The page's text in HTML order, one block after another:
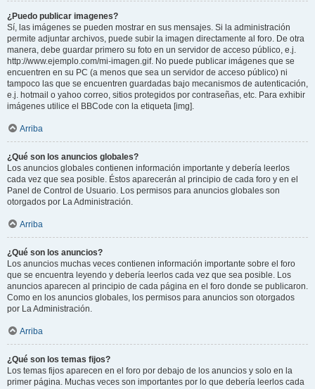
¿Puedo publicar imagenes?
Sí, las imágenes se pueden mostrar en sus mensajes. Si la administración
permite adjuntar archivos, puede subir la imagen directamente al foro. De otra
manera, debe guardar primero su foto en un servidor de acceso público, e.j.
http://www.ejemplo.com/mi-imagen.gif. No puede publicar imágenes que se
encuentren en su PC (a menos que sea un servidor de acceso público) ni
tampoco las que se encuentren guardadas bajo mecanismos de autenticación,
e.j. hotmail o yahoo correo, sitios protegidos por contraseñas, etc. Para exhibir
imágenes utilice el BBCode con la etiqueta [img].
Arriba
¿Qué son los anuncios globales?
Los anuncios globales contienen información importante y debería leerlos
cada vez que sea posible. Éstos aparecerán al principio de cada foro y en el
Panel de Control de Usuario. Los permisos para anuncios globales son
otorgados por La Administración.
Arriba
¿Qué son los anuncios?
Los anuncios muchas veces contienen información importante sobre el foro
que se encuentra leyendo y debería leerlos cada vez que sea posible. Los
anuncios aparecen al principio de cada página en el foro donde se publicaron.
Como en los anuncios globales, los permisos para anuncios son otorgados
por La Administración.
Arriba
¿Qué son los temas fijos?
Los temas fijos aparecen en el foro por debajo de los anuncios y solo en la
primer página. Muchas veces son importantes por lo que debería leerlos cada